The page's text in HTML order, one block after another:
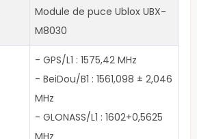
Module de puce Ublox UBX-
M8030
- GPS/L1 : 1575,42 MHz
- BeiDou/B1 : 1561,098 ± 2,046
MHz
- GLONASS/L1 : 1602+0,5625
MHz